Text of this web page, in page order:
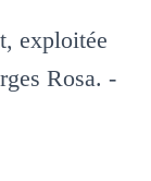
exploitée
Rosa. -